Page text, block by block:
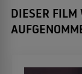
DIESER FILM